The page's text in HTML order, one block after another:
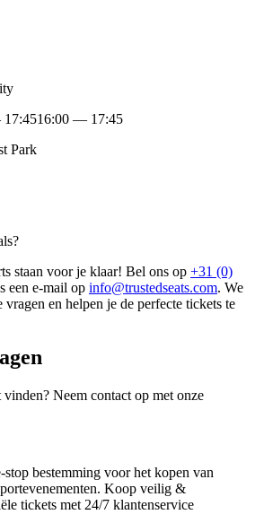
17:4516:00 — 17:45
Park
staan voor je klaar! Bel ons op +31 (0)
een e-mail op info@trustedseats.com. We
en helpen je de perfecte tickets te
Neem contact op met onze
stop bestemming voor het kopen van
Koop veilig &
tickets met 24/7 klantenservice